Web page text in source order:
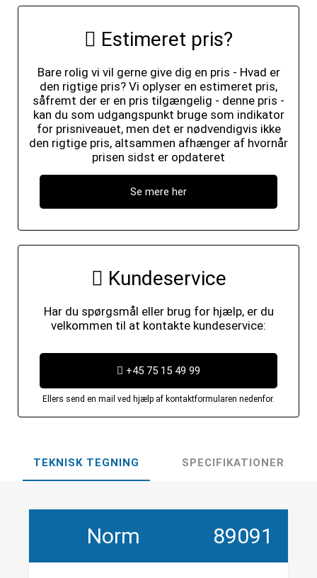
Estimeret pris?
Bare rolig vi vil gerne give dig en pris - Hvad er
den rigtige pris? Vi oplyser en estimeret pris,
såfremt der er en pris tilgængelig - denne pris -
kan du som udgangspunkt bruge som indikator
for prisniveauet, men det er nødvendigvis ikke
den rigtige pris, altsammen afhænger af hvornår
prisen sidst er opdateret
Se mere her
Kundeservice
Har du spørgsmål eller brug for hjælp, er du
velkommen til at kontakte kundeservice:
+45 75 15 49 99
Ellers send en mail ved hjælp af kontaktformularen nedenfor.
TEKNISK TEGNING SPECIFIKATIONER
Norm 89091